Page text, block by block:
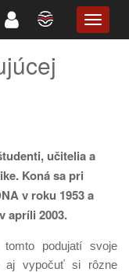
učitelia a
Koná sa pri
v roku 1953 a
apríli 2003.
podujatí svoje
aj vypočuť si rôzne